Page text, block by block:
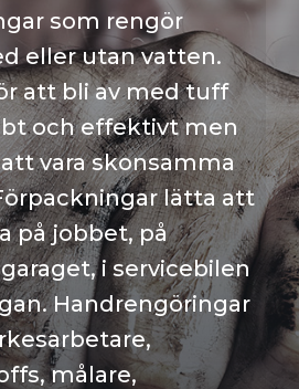
som rengör
eller utan vatten.
att bli av med tuff
och effektivt men
vara skonsamma
lätta att
på jobbet, på
i servicebilen
Handrengöringar
målare,